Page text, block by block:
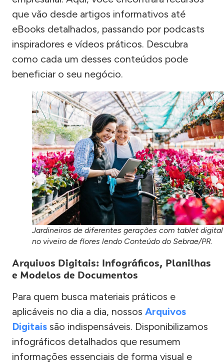
que vão desde artigos informativos até
eBooks detalhados, passando por podcasts
inspiradores e vídeos práticos. Descubra
como cada um desses conteúdos pode
beneficiar o seu negócio.
Jardineiros de diferentes gerações com tablet digital
no viveiro de flores lendo Conteúdo do Sebrae/PR.
Arquivos Digitais: Infográficos, Planilhas
e Modelos de Documentos
Para quem busca materiais práticos e
aplicáveis no dia a dia, nossos Arquivos
Digitais são indispensáveis. Disponibilizamos
infográficos detalhados que resumem
informações essenciais de forma visual e